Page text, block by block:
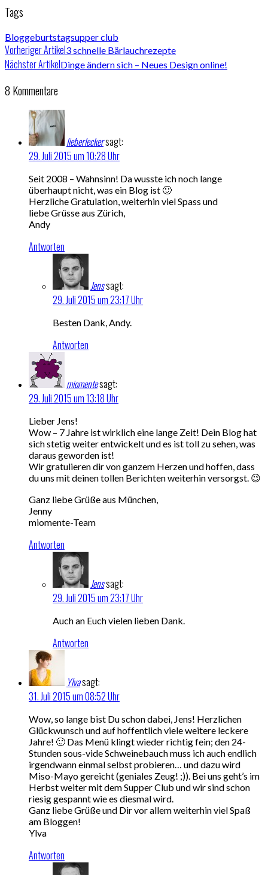
Tags
Bloggeburtstagsupper club
Vorheriger Artikel3 schnelle Bärlauchrezepte
Nächster ArtikelDinge ändern sich – Neues Design online!
8 Kommentare
lieberleckersagt:
29. Juli 2015 um 10:28 Uhr
Seit 2008 – Wahnsinn! Da wusste ich noch lange
überhaupt nicht, was ein Blog ist 🙂
Herzliche Gratulation, weiterhin viel Spass und
liebe Grüsse aus Zürich,
Andy
Antworten
Jenssagt:
29. Juli 2015 um 23:17 Uhr
Besten Dank, Andy.
Antworten
miomentesagt:
29. Juli 2015 um 13:18 Uhr
Lieber Jens!
Wow – 7 Jahre ist wirklich eine lange Zeit! Dein Blog hat
sich stetig weiter entwickelt und es ist toll zu sehen, was
daraus geworden ist!
Wir gratulieren dir von ganzem Herzen und hoffen, dass
du uns mit deinen tollen Berichten weiterhin versorgst. 😉
Ganz liebe Grüße aus München,
Jenny
miomente-Team
Antworten
Jenssagt:
29. Juli 2015 um 23:17 Uhr
Auch an Euch vielen lieben Dank.
Antworten
Ylvasagt:
31. Juli 2015 um 08:52 Uhr
Wow, so lange bist Du schon dabei, Jens! Herzlichen
Glückwunsch und auf hoffentlich viele weitere leckere
Jahre! 🙂 Das Menü klingt wieder richtig fein; den 24-
Stunden sous-vide Schweinebauch muss ich auch endlich
irgendwann einmal selbst probieren… und dazu wird
Miso-Mayo gereicht (geniales Zeug! ;)). Bei uns geht’s im
Herbst weiter mit dem Supper Club und wir sind schon
riesig gespannt wie es diesmal wird.
Ganz liebe Grüße und Dir vor allem weiterhin viel Spaß
am Bloggen!
Ylva
Antworten